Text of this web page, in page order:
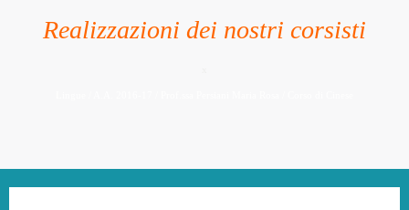
Realizzazioni dei nostri corsisti